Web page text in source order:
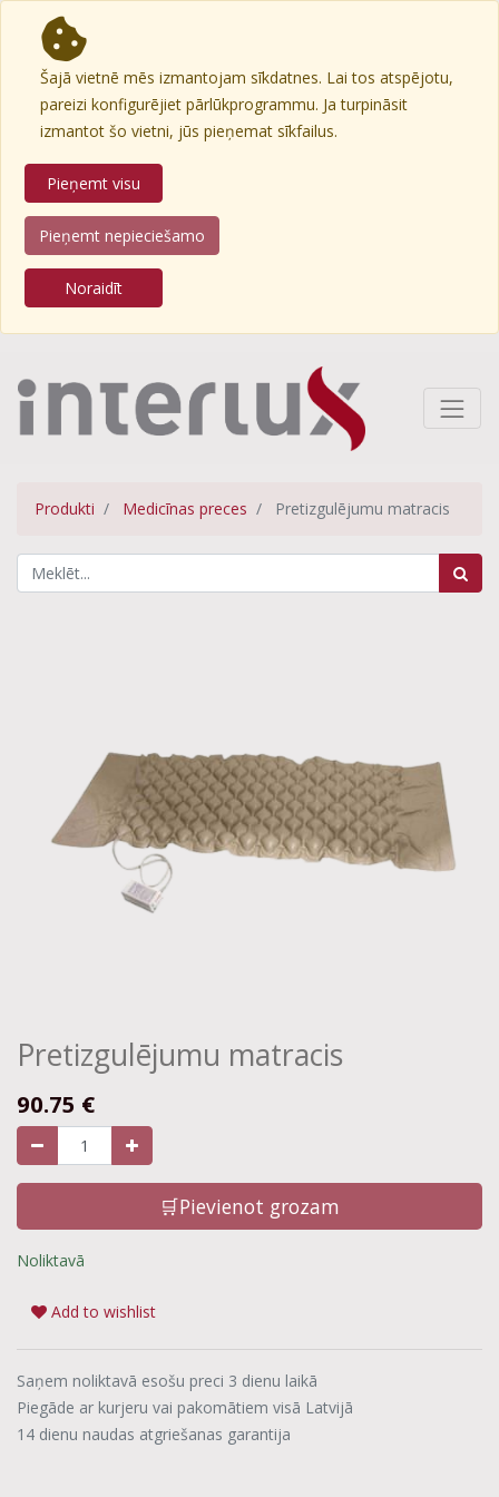
Šajā vietnē mēs izmantojam sīkdatnes. Lai tos atspējotu,
pareizi konfigurējiet pārlūkprogrammu. Ja turpināsit
izmantot šo vietni, jūs pieņemat sīkfailus.
Pieņemt visu
Pieņemt nepieciešamo
Noraidīt
Produkti Medicīnas preces Pretizgulējumu matracis
Pretizgulējumu matracis
90.75 €
🛒Pievienot grozam
Noliktavā
Add to wishlist
Saņem noliktavā esošu preci 3 dienu laikā
Piegāde ar kurjeru vai pakomātiem visā Latvijā
14 dienu naudas atgriešanas garantija